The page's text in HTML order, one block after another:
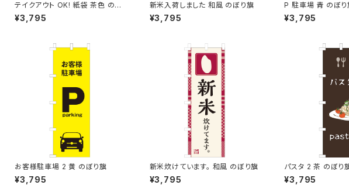
テイクアウト OK! 紙袋 茶色 のぼ
り旗
¥3,795
新米入荷しました 和風 のぼり旗
¥3,795
P 駐車場 青 のぼり
¥3,795
お客様駐車場 2 黄 のぼり旗
¥3,795
新米炊けています。 和風 のぼり旗
¥3,795
パスタ 2 茶 のぼり
¥3,795